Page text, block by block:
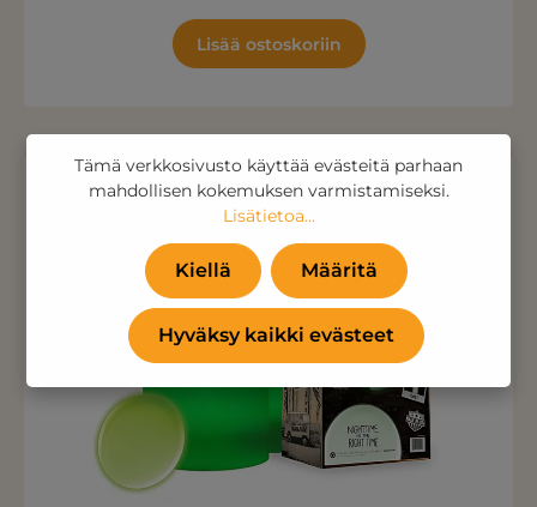
Lisää ostoskoriin
Tämä verkkosivusto käyttää evästeitä parhaan
mahdollisen kokemuksen varmistamiseksi.
Lisätietoa...
Kiellä Määritä
Hyväksy kaikki evästeet